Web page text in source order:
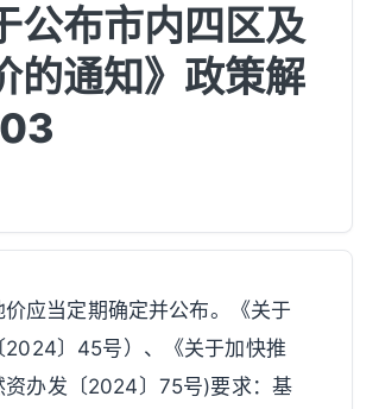
公布市内四区及
的通知》政策解
应当定期确定并公布。《关于
2024〕45号）、《关于加快推
资办发〔2024〕75号)要求：基